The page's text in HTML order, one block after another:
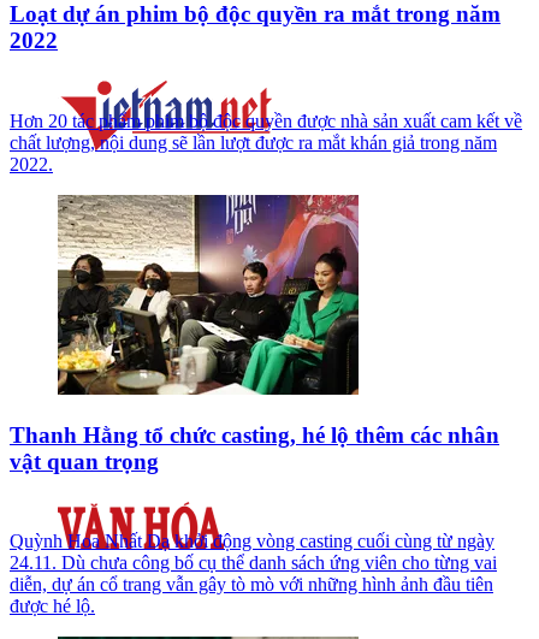
Loạt dự án phim bộ độc quyền ra mắt trong năm
2022
Hơn 20 tác phẩm phim bộ độc quyền được nhà sản xuất cam kết về
chất lượng, nội dung sẽ lần lượt được ra mắt khán giả trong năm
2022.
Thanh Hằng tổ chức casting, hé lộ thêm các nhân
vật quan trọng
Quỳnh Hoa Nhất Dạ khởi động vòng casting cuối cùng từ ngày
24.11. Dù chưa công bố cụ thể danh sách ứng viên cho từng vai
diễn, dự án cổ trang vẫn gây tò mò với những hình ảnh đầu tiên
được hé lộ.